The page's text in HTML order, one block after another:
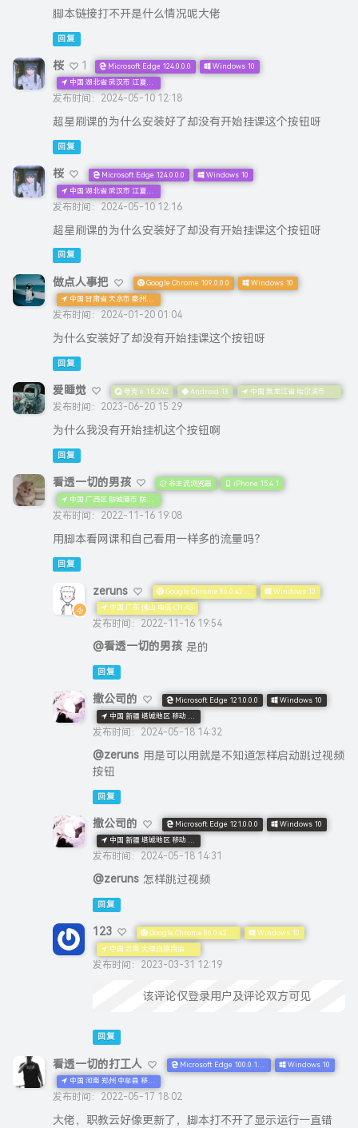
脚本链接打不开是什么情况呢大佬
回复
桜 1 Microsoft Edge 124.0.0.0 Windows 10
中国 湖北省 武汉市 江夏区 中国联通 公众宽带
发布时间：2024-05-10 12:18
超星刷课的为什么安装好了却没有开始挂课这个按钮呀
回复
桜 Microsoft Edge 124.0.0.0 Windows 10
中国 湖北省 武汉市 江夏区 中国联通 公众宽带
发布时间：2024-05-10 12:16
超星刷课的为什么安装好了却没有开始挂课这个按钮呀
回复
做点人事把 Google Chrome 109.0.0.0 Windows 10
中国 甘肃省 天水市 秦州区 中国电信 CTNET网络
发布时间：2024-01-20 01:04
为什么安装好了却没有开始挂课这个按钮呀
回复
爱睡觉 夸克 6.1.8.242 Android 13 中国 黑龙江省 哈尔滨市 松北区 中国联通 3GNET网络
发布时间：2023-06-20 15:29
为什么我没有开始挂机这个按钮啊
回复
看透一切的男孩 非主流浏览器 iPhone 15.4.1
中国 广西区 防城港市 防城区 中国移动 CMNET网络
发布时间：2022-11-16 19:08
用脚本看网课和自己看用一样多的流量吗？
回复
zeruns Google Chrome 86.0.4240.198 Windows 10
中国 广东 佛山 电信 CN AS
发布时间：2022-11-16 19:54
@看透一切的男孩 是的
回复
撒公司的 Microsoft Edge 121.0.0.0 Windows 10
中国 新疆 塔城地区 移动 CN AS
发布时间：2024-05-18 14:32
@zeruns 用是可以用就是不知道怎样启动跳过视频
按钮
回复
撒公司的 Microsoft Edge 121.0.0.0 Windows 10
中国 新疆 塔城地区 移动 CN AS
发布时间：2024-05-18 14:31
@zeruns 怎样跳过视频
回复
123 Google Chrome 86.0.4240.198 Windows 10
中国 云南 大理白族自治州 移动 CN AS
发布时间：2023-03-31 12:19
该评论仅登录用户及评论双方可见
回复
看透一切的打工人 Microsoft Edge 100.0.1185.50 Windows 10
中国 河南 郑州 中牟县 移动 CN AS
发布时间：2022-05-17 18:02
大佬，职教云好像更新了，脚本打不开了显示运行一直错